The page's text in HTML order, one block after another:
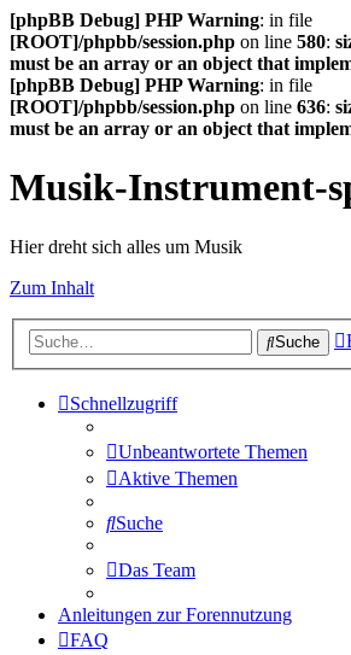
[phpBB Debug] PHP Warning: in file
[ROOT]/phpbb/session.php on line 580:
must be an array or an object that
[phpBB Debug] PHP Warning: in file
[ROOT]/phpbb/session.php on line 636:
must be an array or an object that
Musik-Instrument-
Hier dreht sich alles um Musik
Zum Inhalt
Suche
Schnellzugriff
Unbeantwortete Themen
Aktive Themen
Suche
Das Team
Anleitungen zur Forennutzung
FAQ